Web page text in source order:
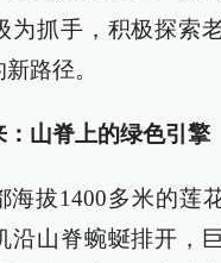
为抓手，积极探索
路径。
：山脊上的绿色引擎
海拔1400多米的莲
沿山脊蜿蜒排开，